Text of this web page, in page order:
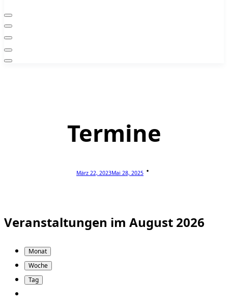
Termine
März 22, 2023Mai 28, 2025
Veranstaltungen im August 2026
Monat
Woche
Tag